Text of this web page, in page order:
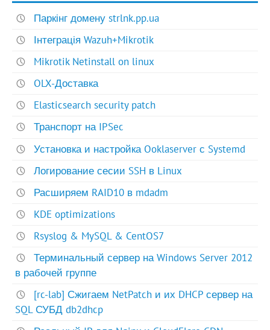
Паркінг домену strlnk.pp.ua
Інтеграція Wazuh+Mikrotik
Mikrotik Netinstall on linux
OLX-Доставка
Elasticsearch security patch
Транспорт на IPSec
Установка и настройка Ooklaserver с Systemd
Логирование сесии SSH в Linux
Расширяем RAID10 в mdadm
KDE optimizations
Rsyslog & MySQL & CentOS7
Терминальный сервер на Windows Server 2012
в рабочей группе
[rc-lab] Сжигаем NetPatch и их DHCP сервер на
SQL СУБД db2dhcp